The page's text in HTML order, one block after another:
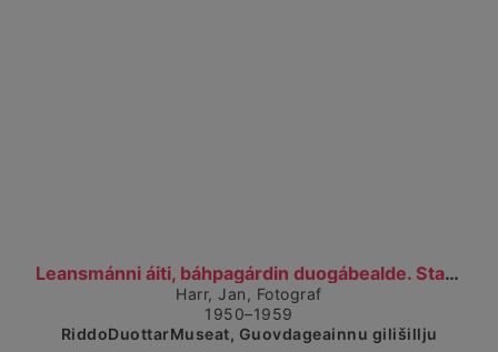
Leansmánni áiti, báhpagárdin duogábealde. Stabbure...
Čájet dárkkes dieđuid
Harr, Jan, Fotograf
1950–1959
RiddoDuottarMuseat, Guovdageainnu gilišillju